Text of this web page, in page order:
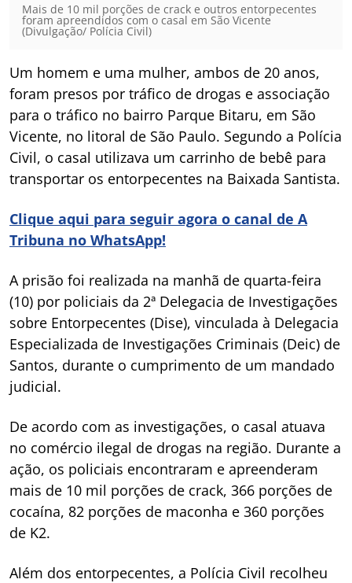
Mais de 10 mil porções de crack e outros entorpecentes
foram apreendidos com o casal em São Vicente
(Divulgação/ Polícia Civil)
Um homem e uma mulher, ambos de 20 anos,
foram presos por tráfico de drogas e associação
para o tráfico no bairro Parque Bitaru, em São
Vicente, no litoral de São Paulo. Segundo a Polícia
Civil, o casal utilizava um carrinho de bebê para
transportar os entorpecentes na Baixada Santista.
Clique aqui para seguir agora o canal de A
Tribuna no WhatsApp!
A prisão foi realizada na manhã de quarta-feira
(10) por policiais da 2ª Delegacia de Investigações
sobre Entorpecentes (Dise), vinculada à Delegacia
Especializada de Investigações Criminais (Deic) de
Santos, durante o cumprimento de um mandado
judicial.
De acordo com as investigações, o casal atuava
no comércio ilegal de drogas na região. Durante a
ação, os policiais encontraram e apreenderam
mais de 10 mil porções de crack, 366 porções de
cocaína, 82 porções de maconha e 360 porções
de K2.
Além dos entorpecentes, a Polícia Civil recolheu